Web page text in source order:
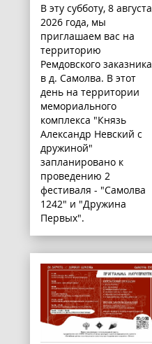
В эту субботу, 8 августа
2026 года, мы
приглашаем вас на
территорию
Ремдовского заказника
в д. Самолва. В этот
день на территории
мемориального
комплекса "Князь
Александр Невский с
дружиной"
запланировано к
проведению 2
фестиваля - "Самолва
1242" и "Дружина
Первых".